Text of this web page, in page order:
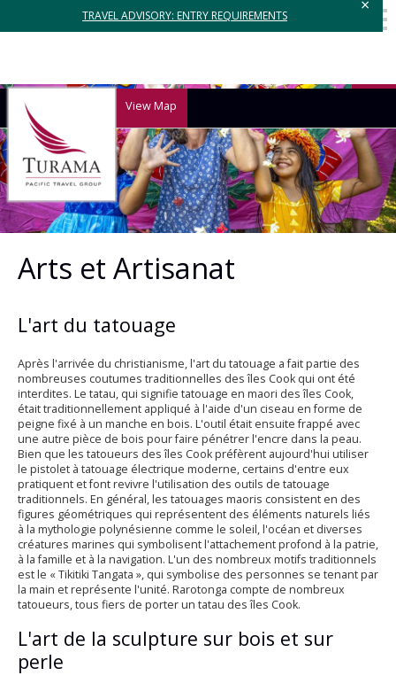
TRAVEL ADVISORY: ENTRY REQUIREMENTS
×
View Map
Arts et Artisanat
L'art du tatouage
Après l'arrivée du christianisme, l'art du tatouage a fait partie des
nombreuses coutumes traditionnelles des îles Cook qui ont été
interdites. Le tatau, qui signifie tatouage en maori des îles Cook,
était traditionnellement appliqué à l'aide d'un ciseau en forme de
peigne fixé à un manche en bois. L'outil était ensuite frappé avec
une autre pièce de bois pour faire pénétrer l'encre dans la peau.
Bien que les tatoueurs des îles Cook préfèrent aujourd'hui utiliser
le pistolet à tatouage électrique moderne, certains d'entre eux
pratiquent et font revivre l'utilisation des outils de tatouage
traditionnels. En général, les tatouages maoris consistent en des
figures géométriques qui représentent des éléments naturels liés
à la mythologie polynésienne comme le soleil, l'océan et diverses
créatures marines qui symbolisent l'attachement profond à la patrie,
à la famille et à la navigation. L'un des nombreux motifs traditionnels
est le « Tikitiki Tangata », qui symbolise des personnes se tenant par
la main et représente l'unité. Rarotonga compte de nombreux
tatoueurs, tous fiers de porter un tatau des îles Cook.
L'art de la sculpture sur bois et sur
perle